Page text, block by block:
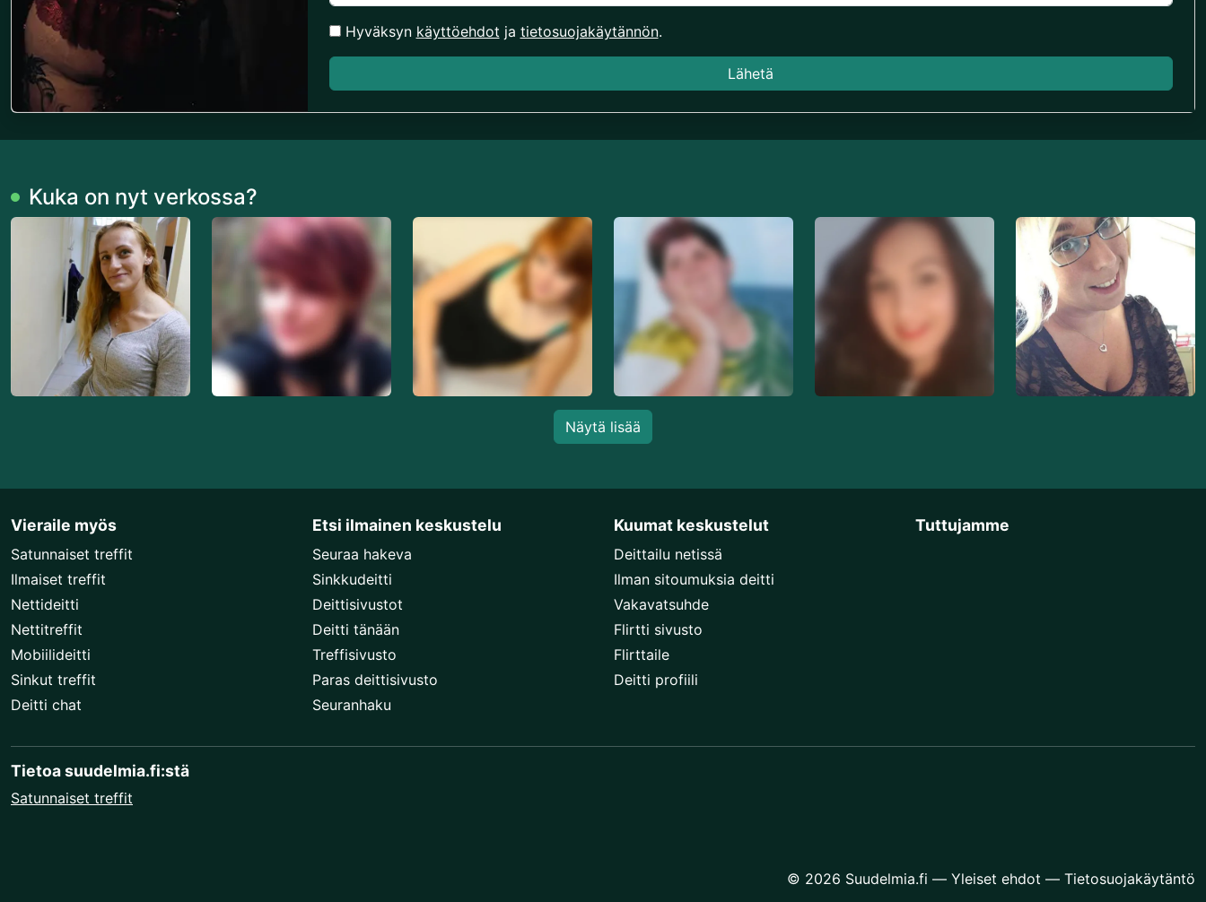
Hyväksyn käyttöehdot ja tietosuojakäytännön.
Lähetä
Kuka on nyt verkossa?
Näytä lisää
Vieraile myös
Satunnaiset treffit
Ilmaiset treffit
Nettideitti
Nettitreffit
Mobiilideitti
Sinkut treffit
Deitti chat
Etsi ilmainen keskustelu
Seuraa hakeva
Sinkkudeitti
Deittisivustot
Deitti tänään
Treffisivusto
Paras deittisivusto
Seuranhaku
Kuumat keskustelut
Deittailu netissä
Ilman sitoumuksia deitti
Vakavatsuhde
Flirtti sivusto
Flirttaile
Deitti profiili
Tuttujamme
Tietoa suudelmia.fi:stä
Satunnaiset treffit
© 2026 Suudelmia.fi — Yleiset ehdot — Tietosuojakäytäntö